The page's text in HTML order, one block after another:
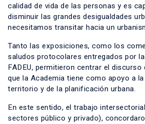
calidad de vida de las personas y es
disminuir las grandes desigualdades
necesitamos transitar hacia un
Tanto las exposiciones, como los
saludos protocolares entregados por
FADEU, permitieron centrar el
que la Academia tiene como apoyo a
territorio y de la planificación urbana.
En este sentido, el trabajo
sectores público y privado),